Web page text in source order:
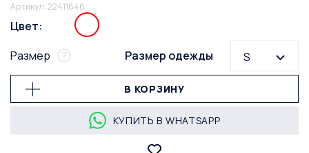
Артикул: 22411846
Цвет:
Размер одежды
S
Размер
В КОРЗИНУ
КУПИТЬ В WHATSAPP